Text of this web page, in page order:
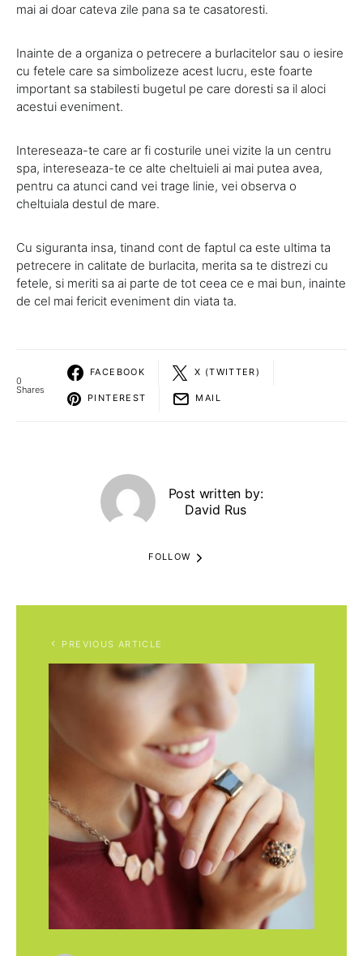
mai ai doar cateva zile pana sa te casatoresti.
Inainte de a organiza o petrecere a burlacitelor sau o iesire
cu fetele care sa simbolizeze acest lucru, este foarte
important sa stabilesti bugetul pe care doresti sa il aloci
acestui eveniment.
Intereseaza-te care ar fi costurile unei vizite la un centru
spa, intereseaza-te ce alte cheltuieli ai mai putea avea,
pentru ca atunci cand vei trage linie, vei observa o
cheltuiala destul de mare.
Cu siguranta insa, tinand cont de faptul ca este ultima ta
petrecere in calitate de burlacita, merita sa te distrezi cu
fetele, si meriti sa ai parte de tot ceea ce e mai bun, inainte
de cel mai fericit eveniment din viata ta.
0
Shares
FACEBOOK X (TWITTER)
PINTEREST MAIL
Post written by:
David Rus
FOLLOW
PREVIOUS ARTICLE